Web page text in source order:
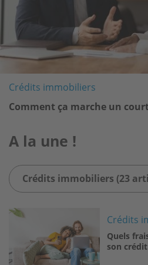
Crédits immobiliers
Comment ça marche un
A la une !
Crédits immobiliers (23
Image
Crédits
Quels
son